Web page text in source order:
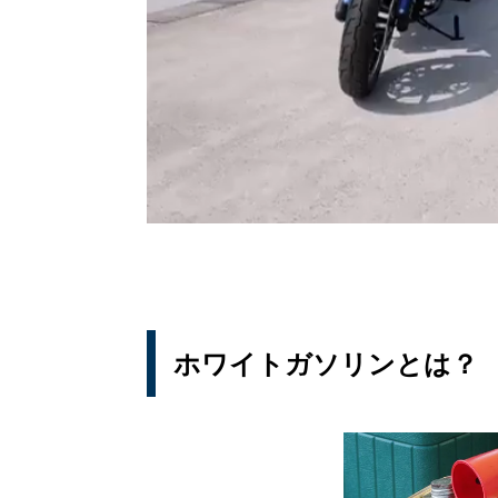
ホワイトガソリンとは？